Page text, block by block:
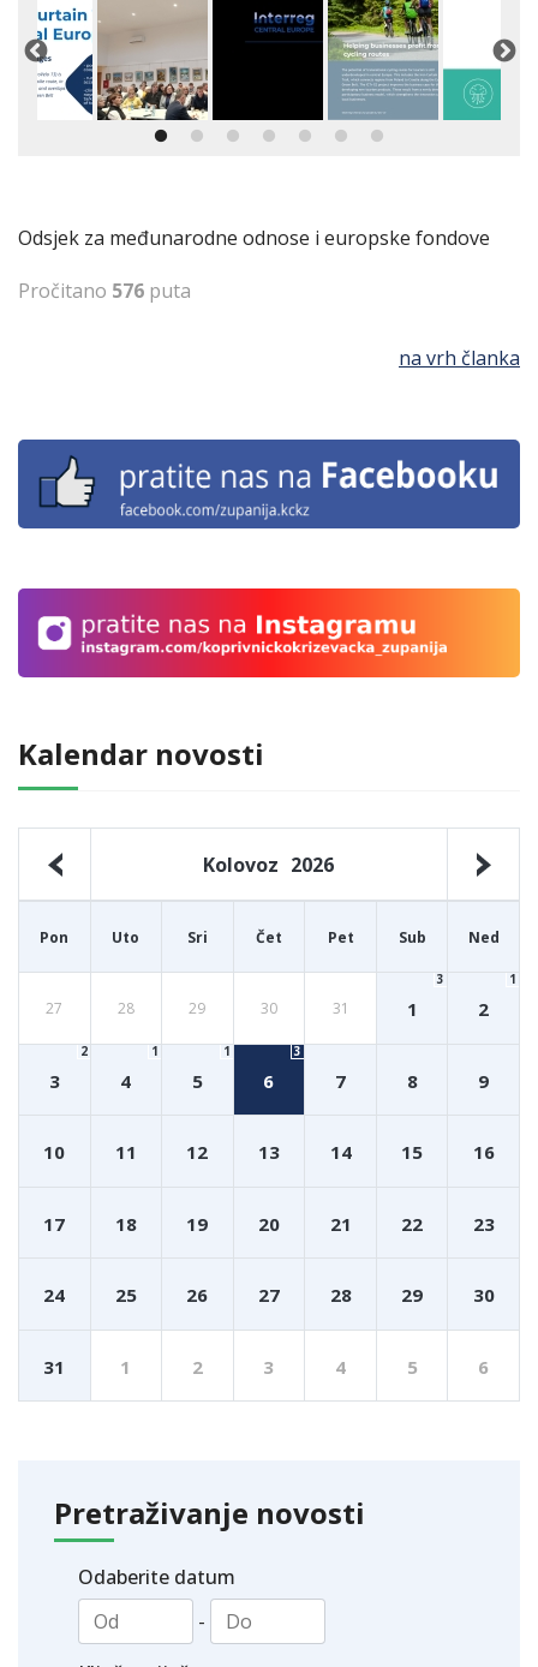
Kalendar novosti
Kolovoz 2026
Pon Uto Sri Čet Pet Sub Ned
27 28 29 30 31 1
3
2
1
3
2
4
1
5
1
6
3
7 8 9
10 11 12 13 14 15 16
17 18 19 20 21 22 23
24 25 26 27 28 29 30
31 1 2 3 4 5 6
Pretraživanje novosti
Odaberite datum
-
Odsjek za međunarodne odnose i europske fondove
Pročitano 576 puta
na vrh članka